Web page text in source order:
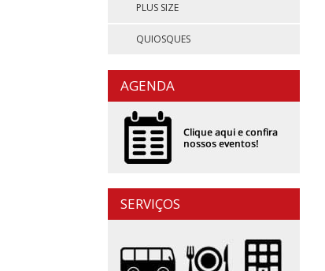
PLUS SIZE
QUIOSQUES
AGENDA
SERVIÇOS